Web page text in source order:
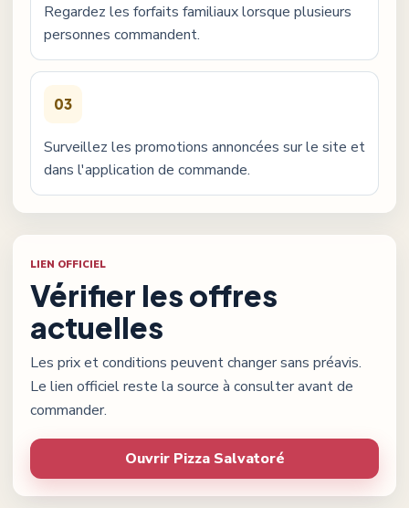
Regardez les forfaits familiaux lorsque plusieurs
personnes commandent.
03
Surveillez les promotions annoncées sur le site et
dans l'application de commande.
LIEN OFFICIEL
Vérifier les offres
actuelles
Les prix et conditions peuvent changer sans préavis.
Le lien officiel reste la source à consulter avant de
commander.
Ouvrir Pizza Salvatoré